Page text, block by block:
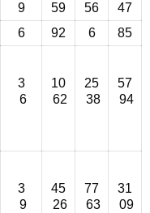
9 59 56
47
6 92 6 85
3
6
10
62
25
38
57
94
3
9
45
26
77
63
31
09